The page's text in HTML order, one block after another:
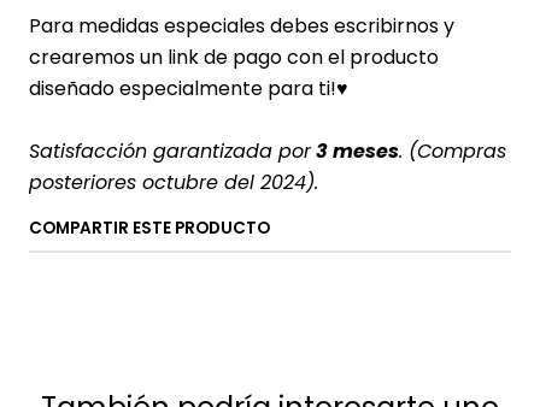
Para medidas especiales debes escribirnos y
crearemos un link de pago con el producto
diseñado especialmente para ti!♥
Satisfacción garantizada por3 meses. (Compras
posteriores octubre del 2024).
COMPARTIR ESTE PRODUCTO